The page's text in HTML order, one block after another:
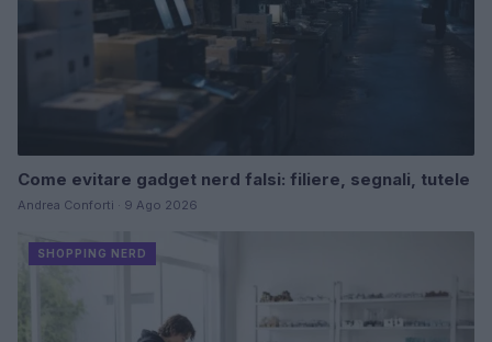
Come evitare gadget nerd falsi: filiere, segnali, tutele
Andrea Conforti · 9 Ago 2026
SHOPPING NERD